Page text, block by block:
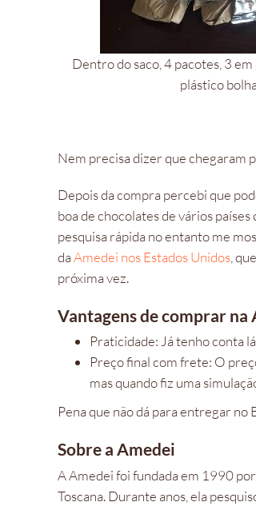
Dentro do saco, 4 pacotes, 3
plástico
Nem precisa dizer que chegaram
Depois da compra percebi que
boa de chocolates de vários
pesquisa rápida no entanto me
daAmedei nos Estados Unidos ,
próxima vez.
Vantagens de comprar na
Praticidade: Já tenho conta
Preço final com frete: O
mas quando fiz uma
Pena que não dá para entregar no
Sobre a Amedei
A Amedei foi fundada em 1990
Toscana. Durante anos, ela